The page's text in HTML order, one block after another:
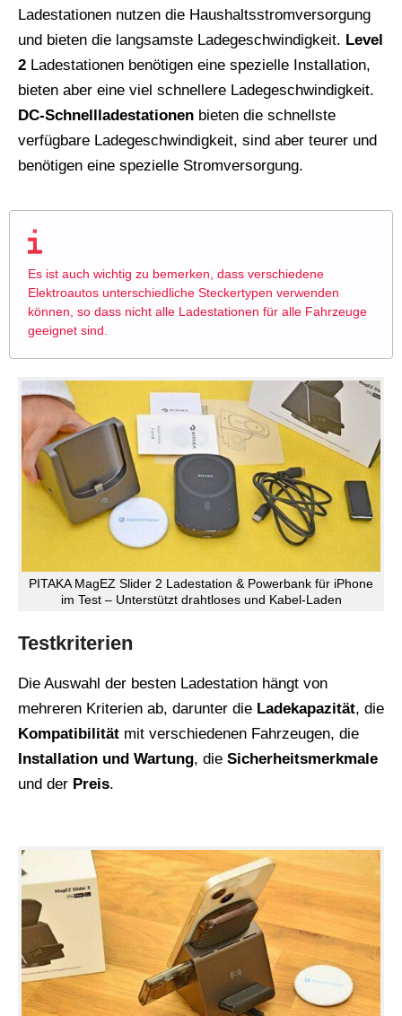
Ladestationen nutzen die Haushaltsstromversorgung
und bieten die langsamste Ladegeschwindigkeit. Level
2 Ladestationen benötigen eine spezielle Installation,
bieten aber eine viel schnellere Ladegeschwindigkeit.
DC-Schnellladestationen bieten die schnellste
verfügbare Ladegeschwindigkeit, sind aber teurer und
benötigen eine spezielle Stromversorgung.
Es ist auch wichtig zu bemerken, dass verschiedene
Elektroautos unterschiedliche Steckertypen verwenden
können, so dass nicht alle Ladestationen für alle Fahrzeuge
geeignet sind.
PITAKA MagEZ Slider 2 Ladestation & Powerbank für iPhone
im Test – Unterstützt drahtloses und Kabel-Laden
Testkriterien
Die Auswahl der besten Ladestation hängt von
mehreren Kriterien ab, darunter die Ladekapazität, die
Kompatibilität mit verschiedenen Fahrzeugen, die
Installation und Wartung, die Sicherheitsmerkmale
und der Preis.